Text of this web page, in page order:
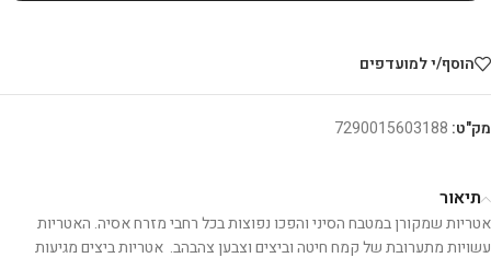
הוסף/י למועדפים
מק"ט: 7290015603188
תיאור
אטריות שמקורן במטבח הסיני והפכו נפוצות בכל רחבי מזרח אסיה. האטריות
עשויות מתערובת של קמח חיטה וביצים וצבען צהבהב. אטריות ביצים מגיעות